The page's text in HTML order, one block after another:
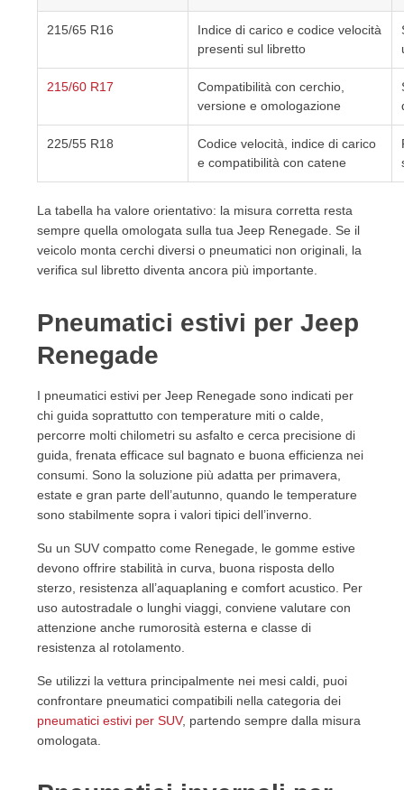
215/65 R16
Indice di carico e codice velocità
presenti sul libretto
215/60 R17
Compatibilità con cerchio,
versione e omologazione
225/55 R18
Codice velocità, indice di carico
e compatibilità con catene
La tabella ha valore orientativo: la misura corretta resta
sempre quella omologata sulla tua Jeep Renegade. Se il
veicolo monta cerchi diversi o pneumatici non originali, la
verifica sul libretto diventa ancora più importante.
Pneumatici estivi per Jeep
Renegade
I pneumatici estivi per Jeep Renegade sono indicati per
chi guida soprattutto con temperature miti o calde,
percorre molti chilometri su asfalto e cerca precisione di
guida, frenata efficace sul bagnato e buona efficienza nei
consumi. Sono la soluzione più adatta per primavera,
estate e gran parte dell’autunno, quando le temperature
sono stabilmente sopra i valori tipici dell’inverno.
Su un SUV compatto come Renegade, le gomme estive
devono offrire stabilità in curva, buona risposta dello
sterzo, resistenza all’aquaplaning e comfort acustico. Per
uso autostradale o lunghi viaggi, conviene valutare con
attenzione anche rumorosità esterna e classe di
resistenza al rotolamento.
Se utilizzi la vettura principalmente nei mesi caldi, puoi
confrontare pneumatici compatibili nella categoria dei
pneumatici estivi per SUV, partendo sempre dalla misura
omologata.